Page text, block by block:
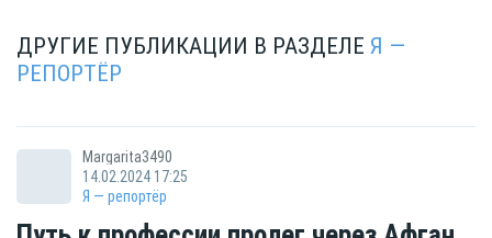
ДРУГИЕ ПУБЛИКАЦИИ В РАЗДЕЛЕ Я —
РЕПОРТЁР
Margarita3490
14.02.2024 17:25
Я — репортёр